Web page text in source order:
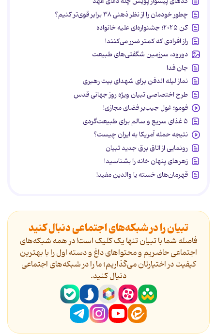
چطور خودمان را از نظر ذهنی ۳۸ برابر قوی‌تر کنیم؟
کن ۲۰۲۵؛ جشنواره‌ای علیه خانواده
راز افرادی که کمتر ضرر می‌کنند!
دورود، سرزمین شگفتی‌های طبیعت
جان فدا
نماز لیله الدفن برای شهدای بیت رهبری
طرح اختصاصی تبیان ویژه روز جهانی قدس
فومو؛ غول جیب‌بر فضای مجازی!
۵ غذای سریع و سالم برای طبیعت‌گردی
نتیجه حمله آمریکا به ایران چیست؟
رونمایی از اتاق برق جدید تبیان
زهرهای پنهان خانه را بشناسید!
قهرمان‌های خسته یا والدین مفید!
تبیان را در شبکه‌های اجتماعی دنبال کنید
فاصله شما با تبیان تنها یک کلیک است! در همه شبکه‌های
اجتماعی حاضریم و محتواهای داغ و دسته اول را با بهترین
کیفیت در اختیارتان می‌گذاریم؛ ما را در شبکه‌های اجتماعی
دنیال کنید.